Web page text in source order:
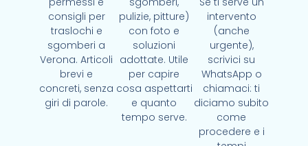
consigli per
traslochi e
sgomberi a
Verona. Articoli
brevi e
concreti, senza
giri di parole.
pulizie, pitture)
con foto e
soluzioni
adottate. Utile
per capire
cosa aspettarti
e quanto
tempo serve.
intervento
(anche
urgente),
scrivici su
WhatsApp o
chiamaci: ti
diciamo subito
come
procedere e i